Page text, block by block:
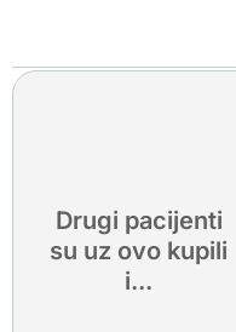
Drugi pacijenti
su uz ovo kupili
i...